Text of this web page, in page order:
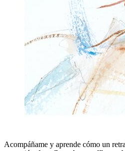
Acompáñame y aprende cómo un